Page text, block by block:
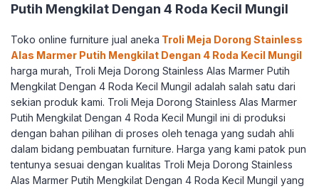
Putih Mengkilat Dengan 4 Roda Kecil Mungil
Toko online furniture jual aneka Troli Meja Dorong Stainless
Alas Marmer Putih Mengkilat Dengan 4 Roda Kecil Mungil
harga murah, Troli Meja Dorong Stainless Alas Marmer Putih
Mengkilat Dengan 4 Roda Kecil Mungil adalah salah satu dari
sekian produk kami. Troli Meja Dorong Stainless Alas Marmer
Putih Mengkilat Dengan 4 Roda Kecil Mungil ini di produksi
dengan bahan pilihan di proses oleh tenaga yang sudah ahli
dalam bidang pembuatan furniture. Harga yang kami patok pun
tentunya sesuai dengan kualitas Troli Meja Dorong Stainless
Alas Marmer Putih Mengkilat Dengan 4 Roda Kecil Mungil yang